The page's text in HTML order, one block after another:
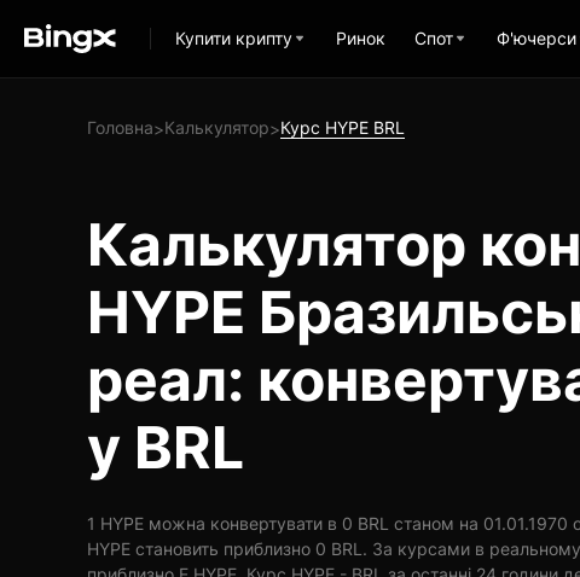
Купити крипту Ринок Спот Ф'ючерси
Головна>Калькулятор>Курс HYPE BRL
Калькулятор
HYPE
реал:
у BRL
1 HYPE можна конвертувати в 0 BRL станом на 01.01.1970
HYPE становить приблизно 0 BRL. За курсами в